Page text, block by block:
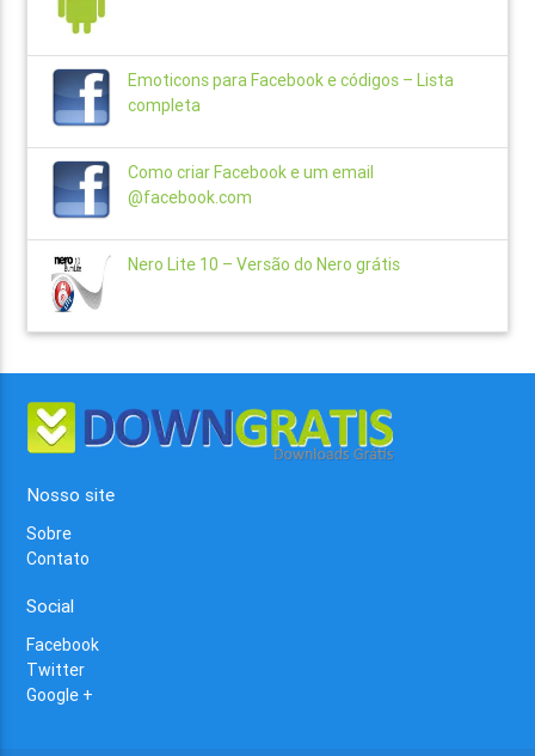
Emoticons para Facebook e códigos – Lista
completa
Como criar Facebook e um email
@facebook.com
Nero Lite 10 – Versão do Nero grátis
Nosso site
Sobre
Contato
Social
Facebook
Twitter
Google +